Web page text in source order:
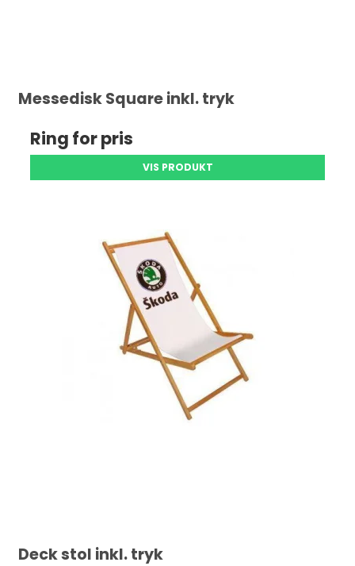
Messedisk Square inkl. tryk
Ring for pris
VIS PRODUKT
Deck stol inkl. tryk